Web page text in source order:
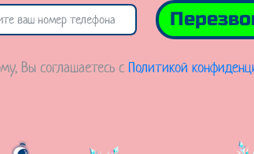
Вы соглашаетесь с Политикой